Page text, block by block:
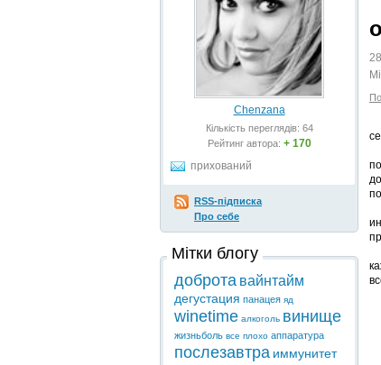
Chenzana
Кількість переглядів: 64
Рейтинг автора: + 170
прихований
RSS-підписка
Про себе
Мітки блогу
доброта вайнтайм
дегустация панацея яд
winetime алкоголь винище
жизньболь все плохо аппаратура
послезавтра иммунитет